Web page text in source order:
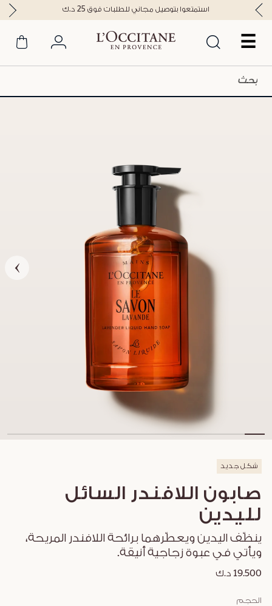
☰
استمتعوا بتوصيل مجاني للطلبات فوق 25 د.ك
شكل جديد
صابون اللافندر السائل
لليدين
ينظّف اليدين ويعطّرهما برائحة اللافندر المريحة،
ويأتي في عبوة زجاجية أنيقة.
19.500 د.ك
الحجم